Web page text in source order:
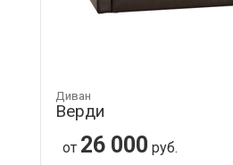
Диван
Верди
от 26 000 руб.